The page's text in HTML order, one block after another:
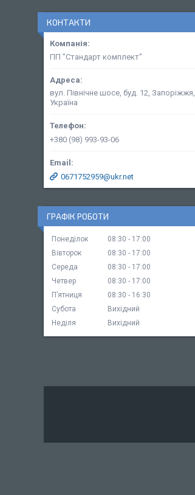
КОНТАКТИ
ПП "Стандарт комплект"
вул. Північне шосе, буд. 12, Запоріжжя,
Україна
+380 (98) 993-93-06
0671752959@ukr.net
ГРАФІК РОБОТИ
Понеділок 08:30
17:00
Вівторок
08:30
17:00
Середа
08:30
17:00
Четвер
08:30
17:00
Пʼятниця
08:30
16:30
Субота
Вихідний
Неділя
Вихідний